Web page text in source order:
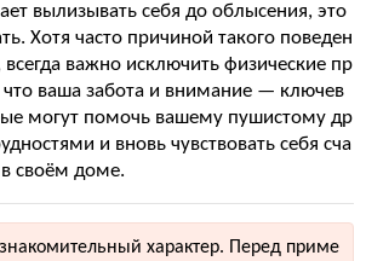
вылизывать себя до облысения, это
Хотя часто причиной такого поведен
всегда важно исключить физические пр
ваша забота и внимание — ключев
могут помочь вашему пушистому др
и вновь чувствовать себя сча
своём доме.
характер. Перед приме